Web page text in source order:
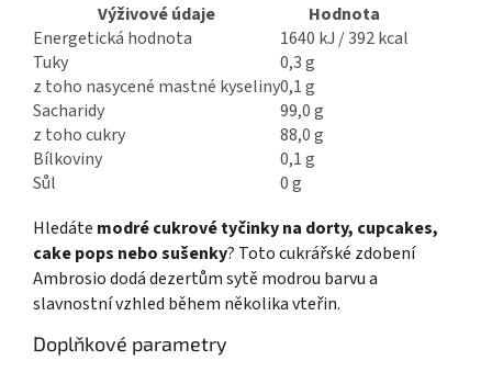
Výživové údaje
Hodnota
Energetická hodnota
1640 kJ / 392 kcal
Tuky
0,3 g
z toho nasycené mastné kyseliny0,1 g
Sacharidy
99,0 g
z toho cukry
88,0 g
Bílkoviny
0,1 g
Sůl
0 g
Hledáte modré cukrové tyčinky na dorty, cupcakes,
cake pops nebo sušenky? Toto cukrářské zdobení
Ambrosio dodá dezertům sytě modrou barvu a
slavnostní vzhled během několika vteřin.
Doplňkové parametry